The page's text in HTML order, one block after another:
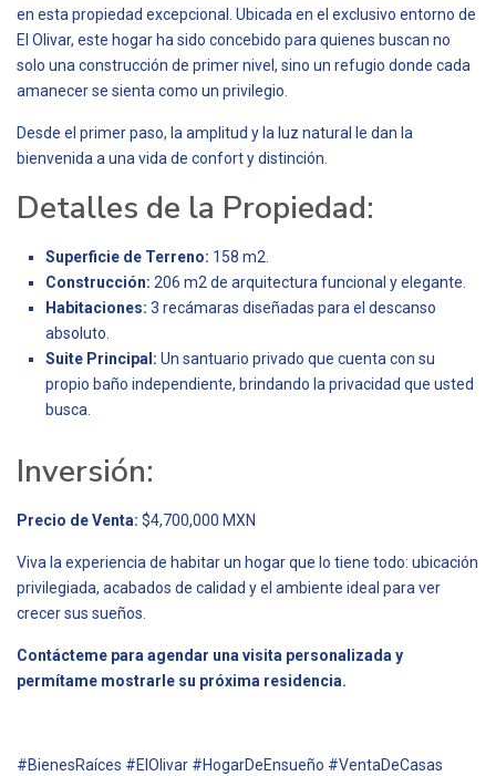
en esta propiedad excepcional. Ubicada en el exclusivo entorno de
El Olivar, este hogar ha sido concebido para quienes buscan no
solo una construcción de primer nivel, sino un refugio donde cada
amanecer se sienta como un privilegio.
Desde el primer paso, la amplitud y la luz natural le dan la
bienvenida a una vida de confort y distinción.
Detalles de la Propiedad:
Superficie de Terreno: 158 m2.
Construcción: 206 m2 de arquitectura funcional y elegante.
Habitaciones: 3 recámaras diseñadas para el descanso
absoluto.
Suite Principal: Un santuario privado que cuenta con su
propio baño independiente, brindando la privacidad que usted
busca.
Inversión:
Precio de Venta: $4,700,000 MXN
Viva la experiencia de habitar un hogar que lo tiene todo: ubicación
privilegiada, acabados de calidad y el ambiente ideal para ver
crecer sus sueños.
Contácteme para agendar una visita personalizada y
permítame mostrarle su próxima residencia.
#BienesRaíces #ElOlivar #HogarDeEnsueño #VentaDeCasas